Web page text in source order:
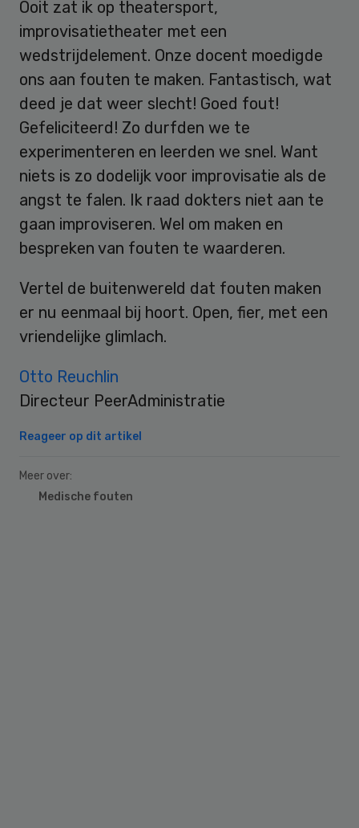
Ooit zat ik op theatersport,
improvisatietheater met een
wedstrijdelement. Onze docent moedigde
ons aan fouten te maken. Fantastisch, wat
deed je dat weer slecht! Goed fout!
Gefeliciteerd! Zo durfden we te
experimenteren en leerden we snel. Want
niets is zo dodelijk voor improvisatie als de
angst te falen. Ik raad dokters niet aan te
gaan improviseren. Wel om maken en
bespreken van fouten te waarderen.
Vertel de buitenwereld dat fouten maken
er nu eenmaal bij hoort. Open, fier, met een
vriendelijke glimlach.
Otto Reuchlin
Directeur PeerAdministratie
Reageer op dit artikel
Meer over:
Medische fouten